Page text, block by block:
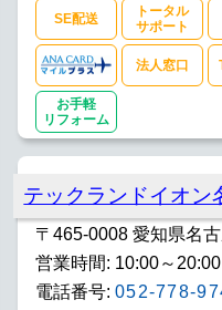
SE配送
トータル
サポート
法人窓口
お手軽
リフォーム
テックランドイオン
〒465-0008 愛知県名
営業時間: 10:00～20:00
電話番号: 052-778-